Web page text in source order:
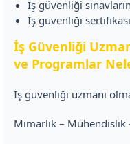
İş güvenliği
İş güvenliği
İş Güvenliği
ve Programlar
İş güvenliği uzmanı
Mimarlık – Mühendislik